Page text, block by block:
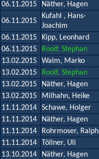
06.11.2015
Näther, Hagen
06.11.2015
Kufahl , Hans-
Joachim
06.11.2015 Kipp, Leonhard
06.11.2015
Roolf, Stephan
13.02.2015
Walm, Marko
13.02.2015
Roolf, Stephan
13.02.2015
Näther, Hagen
13.02.2015
Milhahn, Heike
11.11.2014
Schawe, Holger
11.11.2014
Näther, Hagen
11.11.2014
Rohrmoser, Ralph
11.11.2014
Töllner, Uli
13.10.2014
Näther, Hagen